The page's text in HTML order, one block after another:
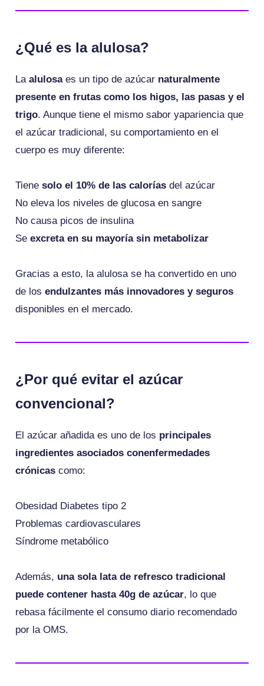
¿Qué es la alulosa?
Laalulosaes un tipo de azúcar naturalmente
presente en frutas como los higos, las pasas y el
trigo. Aunque tiene el mismo sabor yapariencia que
el azúcar tradicional, su comportamiento en el
cuerpo es muy diferente:
Tienesolo el 10% de las calorías del azúcar
No eleva los niveles de glucosa en sangre
No causa picos de insulina
Seexcreta en su mayoría sin metabolizar
Gracias a esto, la alulosa se ha convertido en uno
de losendulzantes más innovadores y seguros
disponibles en el mercado.
¿Por qué evitar el azúcar
convencional?
El azúcar añadida es uno de los principales
ingredientes asociados conenfermedades
crónicas como:
Obesidad Diabetes tipo 2
Problemas cardiovasculares
Síndrome metabólico
Además, una sola lata de refresco tradicional
puede contener hasta 40g de azúcar, lo que
rebasa fácilmente el consumo diario recomendado
por la OMS.